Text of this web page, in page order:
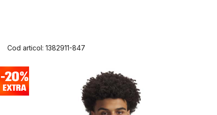
Cod articol: 1382911-847